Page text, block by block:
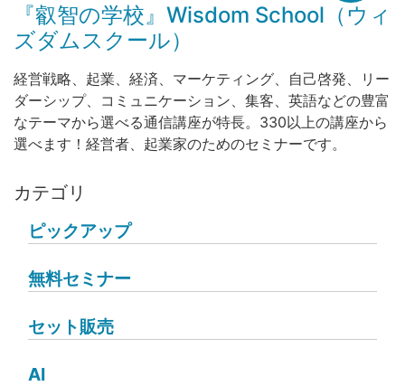
『叡智の学校』Wisdom School（ウィ
ズダムスクール）
経営戦略、起業、経済、マーケティング、自己啓発、リー
ダーシップ、コミュニケーション、集客、英語などの豊富
なテーマから選べる通信講座が特長。330以上の講座から
選べます！経営者、起業家のためのセミナーです。
カテゴリ
ピックアップ
無料セミナー
セット販売
AI